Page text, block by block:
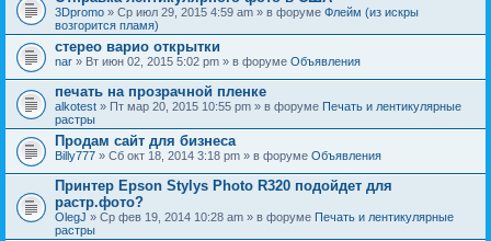
3Dpromo » Ср июл 29, 2015 4:59 am » в форуме Флейм (из искры
возгорится пламя)
стерео варио открытки
nar » Вт июн 02, 2015 5:02 pm » в форуме Объявления
печать на прозрачной пленке
alkotest » Пт мар 20, 2015 10:55 pm » в форуме Печать и лентикулярные
растры
Продам сайт для бизнеса
Billy777 » Сб окт 18, 2014 3:18 pm » в форуме Объявления
Принтер Epson Stylys Photo R320 подойдет для
растр.фото?
OlegJ » Ср фев 19, 2014 10:28 am » в форуме Печать и лентикулярные
растры